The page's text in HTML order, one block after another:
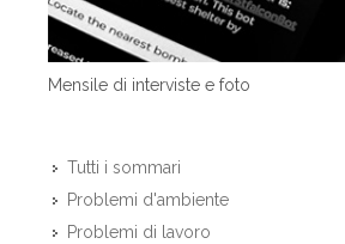
Mensile di interviste e foto
Tutti i sommari
Problemi d'ambiente
Problemi di lavoro